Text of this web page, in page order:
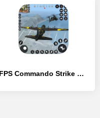
FPS Commando Strike 3D - [Взлом/МОД Все открыто]